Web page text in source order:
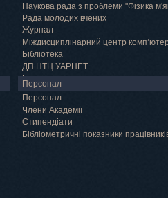
Наукова рада з проблеми "Фізика
Рада молодих вчених
Журнал
Міждисциплінарний центр
Бібліотека
ДП НТЦ УАРНЕТ
Грід
Персонал
Персонал
Члени Академії
Cтипендіати
Бібліометричні показники